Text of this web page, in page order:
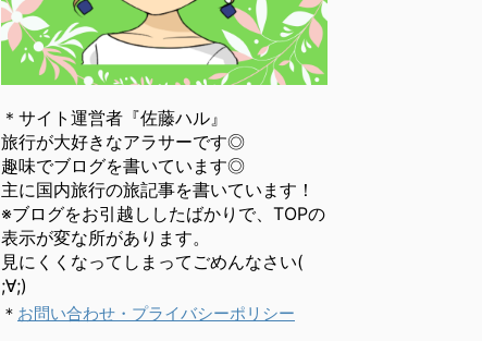
＊サイト運営者『佐藤ハル』
旅行が大好きなアラサーです◎
趣味でブログを書いています◎
主に国内旅行の旅記事を書いています！
※ブログをお引越ししたばかりで、TOPの
表示が変な所があります。
見にくくなってしまってごめんなさい(
;∀;)
＊ お問い合わせ・プライバシーポリシー